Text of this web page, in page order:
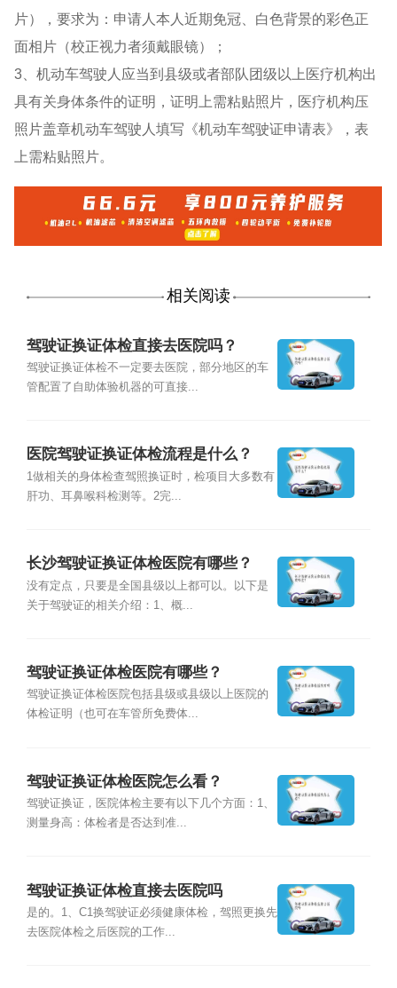
片），要求为：申请人本人近期免冠、白色背景的彩色正
面相片（校正视力者须戴眼镜）；
3、机动车驾驶人应当到县级或者部队团级以上医疗机构出
具有关身体条件的证明，证明上需粘贴照片，医疗机构压
照片盖章机动车驾驶人填写《机动车驾驶证申请表》，表
上需粘贴照片。
相关阅读
驾驶证换证体检直接去医院吗？
驾驶证换证体检不一定要去医院，部分地区的车
管配置了自助体验机器的可直接...
医院驾驶证换证体检流程是什么？
1做相关的身体检查驾照换证时，检项目大多数有
肝功、耳鼻喉科检测等。2完...
长沙驾驶证换证体检医院有哪些？
没有定点，只要是全国县级以上都可以。以下是
关于驾驶证的相关介绍：1、概...
驾驶证换证体检医院有哪些？
驾驶证换证体检医院包括县级或县级以上医院的
体检证明（也可在车管所免费体...
驾驶证换证体检医院怎么看？
驾驶证换证，医院体检主要有以下几个方面：1、
测量身高：体检者是否达到准...
驾驶证换证体检直接去医院吗
是的。1、C1换驾驶证必须健康体检，驾照更换先
去医院体检之后医院的工作...